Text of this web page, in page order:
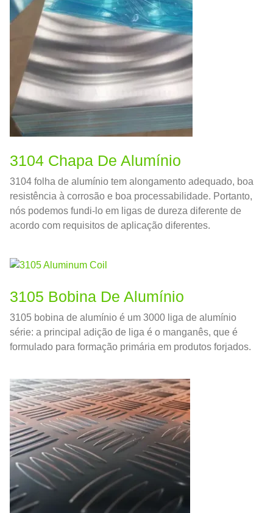
3104 Chapa De Alumínio
3104 folha de alumínio tem alongamento adequado, boa
resistência à corrosão e boa processabilidade. Portanto,
nós podemos fundi-lo em ligas de dureza diferente de
acordo com requisitos de aplicação diferentes.
3105 Bobina De Alumínio
3105 bobina de alumínio é um 3000 liga de alumínio
série: a principal adição de liga é o manganês, que é
formulado para formação primária em produtos forjados.